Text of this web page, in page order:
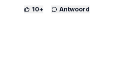
10+ Antwoord